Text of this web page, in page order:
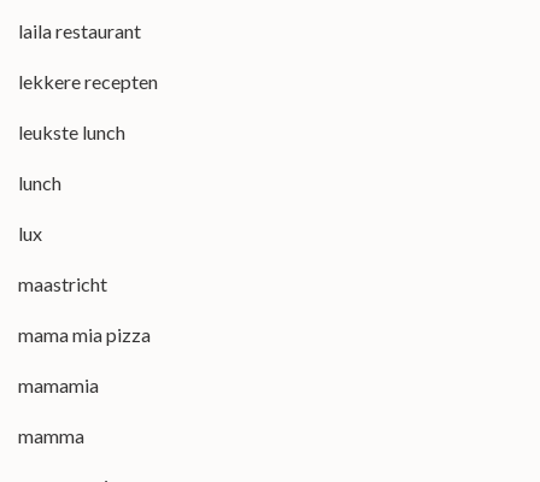
laila restaurant
lekkere recepten
leukste lunch
lunch
lux
maastricht
mama mia pizza
mamamia
mamma